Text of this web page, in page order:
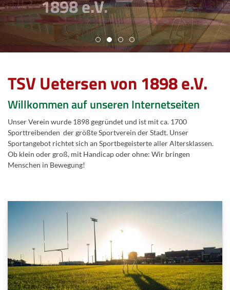
1898 e.V.
TSV Uetersen von 1898 e.V.
Willkommen auf unseren Internetseiten
Unser Verein wurde 1898 gegründet und ist mit ca. 1700
Sporttreibenden der größte Sportverein der Stadt. Unser
Sportangebot richtet sich an Sportbegeisterte aller Altersklassen.
Ob klein oder groß, mit Handicap oder ohne: Wir bringen
Menschen in Bewegung!